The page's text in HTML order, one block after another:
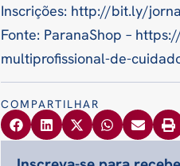
Inscrições: http://bit.ly/
Fonte: ParanaShop –
multiprofissional-de-
COMPARTILHAR